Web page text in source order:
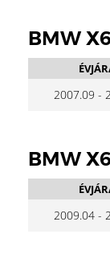
BMW
2007.09 -
BMW
2009.04 -